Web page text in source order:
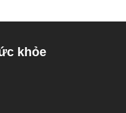
khỏe